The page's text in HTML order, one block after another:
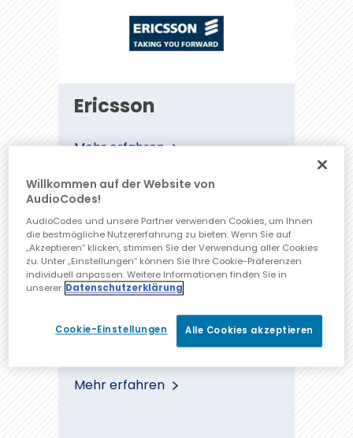
Ericsson
Mehr erfahren
IPGallery
IPGallery
Mehr erfahren
Willkommen auf der Website von
AudioCodes!
AudioCodes und unsere Partner verwenden Cookies, um Ihnen
die bestmögliche Nutzererfahrung zu bieten. Wenn Sie auf
„Akzeptieren“ klicken, stimmen Sie der Verwendung aller Cookies
zu. Unter „Einstellungen“ können Sie Ihre Cookie-Präferenzen
individuell anpassen. Weitere Informationen finden Sie in
unserer Datenschutzerklärung
Cookie-Einstellungen Alle Cookies akzeptieren